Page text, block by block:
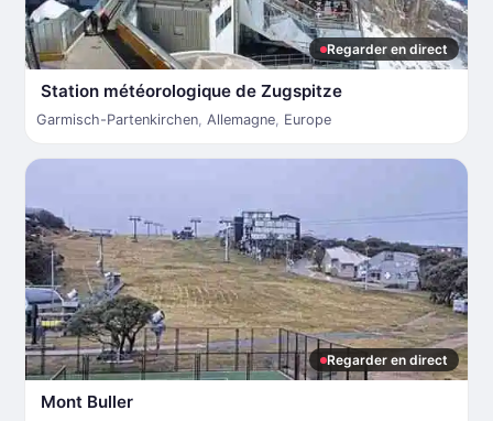
Regarder en direct
Station météorologique de Zugspitze
Garmisch-Partenkirchen, Allemagne, Europe
Regarder en direct
Mont Buller